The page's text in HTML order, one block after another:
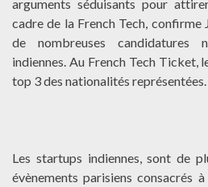
arguments séduisants pour
cadre de la French Tech, confirme
de nombreuses candidatures
indiennes. Au French Tech Ticket,
top 3 des nationalités représentées.
Les startups indiennes, sont de
évènements parisiens consacrés